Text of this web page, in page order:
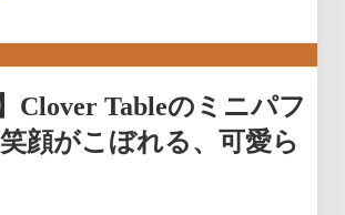
Clover Tableのミニパフ
顔がこぼれる、可愛ら